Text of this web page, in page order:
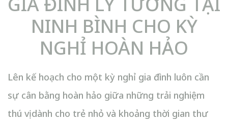
NINH BÌNH CHO KỲ
NGHỈ HOÀN HẢO
Lên kế hoạch cho một kỳ nghỉ gia đình luôn cần
sự cân bằng hoàn hảo giữa những trải nghiệm
thú vị dành cho trẻ nhỏ và khoảng thời gian thư